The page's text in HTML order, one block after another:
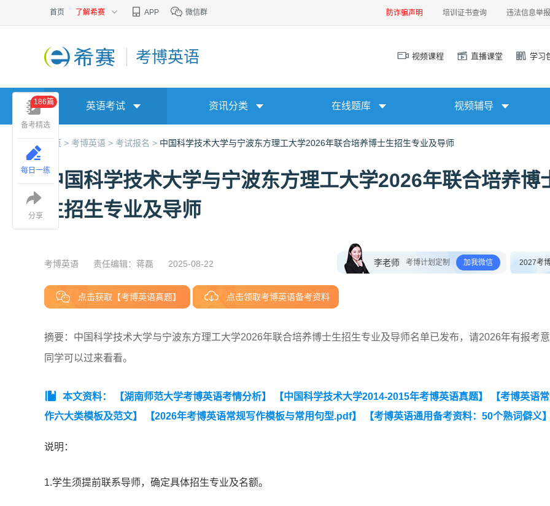
首页 了解希赛 APP 微信群 防诈骗声明 培训证书查询 违法信息举报
考博英语 视频课程 直播课堂 学习
英语考试 资讯分类 在线题库 视频辅导
首页 > 考博英语 > 考试报名 > 中国科学技术大学与宁波东方理工大学2026年联合培养博士生招生专业及导师
中国科学技术大学与宁波东方理工大学2026年联合培养博
生招生专业及导师
考博英语 责任编辑：蒋磊 2025-08-22 李老师 考博计划定制 加我微信 2027考
点击获取【考博英语真题】 点击领取考博英语备考资料
摘要：中国科学技术大学与宁波东方理工大学2026年联合培养博士生招生专业及导师名单已发布，请2026年有报考
同学可以过来看看。
本文资料： 【湖南师范大学考博英语考情分析】 【中国科学技术大学2014-2015年考博英语真题】
【考博英语
作六大类模板及范文】
【2026年考博英语常规写作模板与常用句型.pdf】 【考博英语通用备考资料：50个熟词僻义
说明：
1.学生须提前联系导师，确定具体招生专业及名额。
备考精选
186篇
每日一练
分享